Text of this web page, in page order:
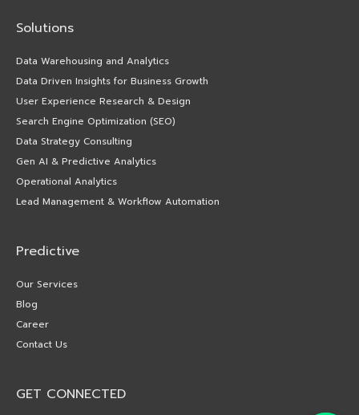
Solutions
Data Warehousing and Analytics
Data Driven Insights for Business Growth
User Experience Research & Design
Search Engine Optimization (SEO)
Data Strategy Consulting
Gen AI & Predictive Analytics
Operational Analytics
Lead Management & Workflow Automation
Predictive
Our Services
Blog
Career
Contact Us
GET CONNECTED